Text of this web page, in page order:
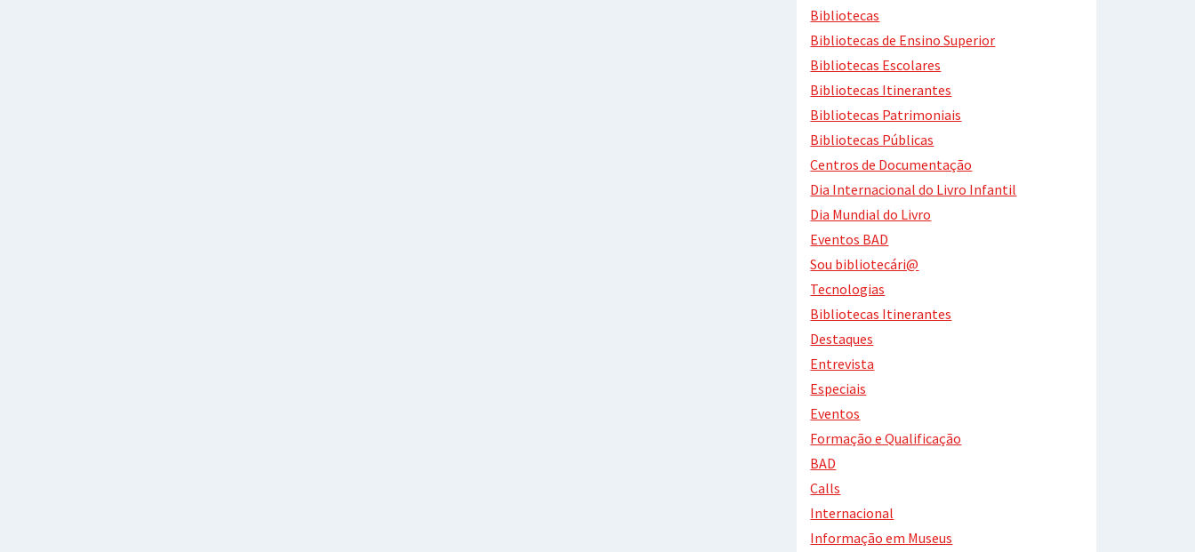
Bibliotecas
Bibliotecas de Ensino Superior
Bibliotecas Escolares
Bibliotecas Itinerantes
Bibliotecas Patrimoniais
Bibliotecas Públicas
Centros de Documentação
Dia Internacional do Livro Infantil
Dia Mundial do Livro
Eventos BAD
Sou bibliotecári@
Tecnologias
Bibliotecas Itinerantes
Destaques
Entrevista
Especiais
Eventos
Formação e Qualificação
BAD
Calls
Internacional
Informação em Museus